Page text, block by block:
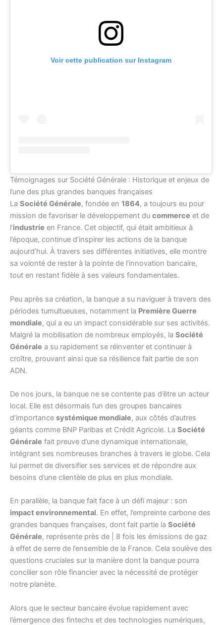
Voir cette publication sur Instagram
Témoignages sur Société Générale : Historique et enjeux de
l’une des plus grandes banques françaises
La Société Générale, fondée en 1864, a toujours eu pour
mission de favoriser le développement du commerce et de
l’industrie en France. Cet objectif, qui était ambitieux à
l’époque, continue d’inspirer les actions de la banque
aujourd’hui. À travers ses différentes initiatives, elle montre
sa volonté de rester à la pointe de l’innovation bancaire,
tout en restant fidèle à ses valeurs fondamentales.
Peu après sa création, la banque a su naviguer à travers des
périodes tumultueuses, notamment la Première Guerre
mondiale, qui a eu un impact considérable sur ses activités.
Malgré la mobilisation de nombreux employés, la Société
Générale a su rapidement se réinventer et continuer à
croître, prouvant ainsi que sa résilience fait partie de son
ADN.
De nos jours, la banque ne se contente pas d’être un acteur
local. Elle est désormais l’un des groupes bancaires
d’importance systémique mondiale, aux côtés d’autres
géants comme BNP Paribas et Crédit Agricole. La Société
Générale fait preuve d’une dynamique internationale,
intégrant ses nombreuses branches à travers le globe. Cela
lui permet de diversifier ses services et de répondre aux
besoins d’une clientèle de plus en plus mondiale.
En parallèle, la banque fait face à un défi majeur : son
impact environnemental. En effet, l’empreinte carbone des
grandes banques françaises, dont fait partie la Société
Générale, représente près de | 8 fois les émissions de gaz
à effet de serre de l’ensemble de la France. Cela soulève des
questions cruciales sur la manière dont la banque pourra
concilier son rôle financier avec la nécessité de protéger
notre planète.
Alors que le secteur bancaire évolue rapidement avec
l’émergence des fintechs et des technologies numériques,